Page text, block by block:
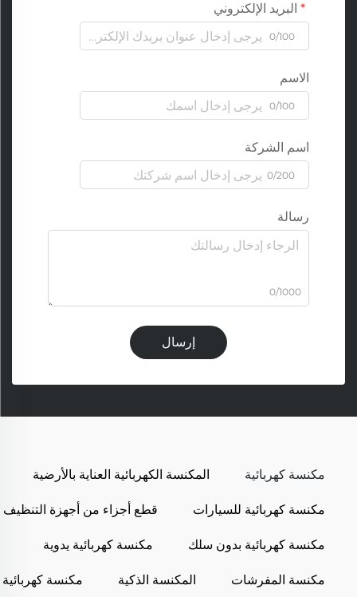
البريد الإلكتروني
0/100
الاسم
0/100
اسم الشركة
0/200
رسالة
0/1000
إرسال
مكنسة كهربائية
المكنسة الكهربائية العناية بالأرضية
مكنسة كهربائية للسيارات
قطع أجزاء من أجهزة التنظيف
مكنسة كهربائية بدون سلك
مكنسة كهربائية يدوية
مكنسة المفرشات
المكنسة الذكية
مكنسة كهربائية